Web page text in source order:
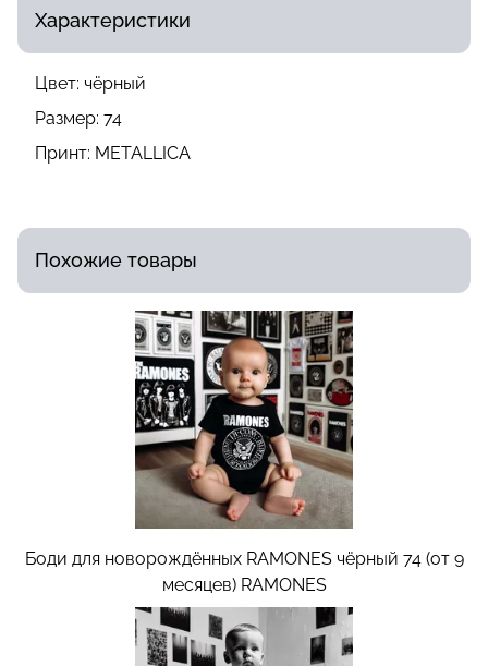
Характеристики
Цвет: чёрный
Размер: 74
Принт: METALLICA
Похожие товары
Боди для новорождённых RAMONES чёрный 74 (от 9
месяцев) RAMONES